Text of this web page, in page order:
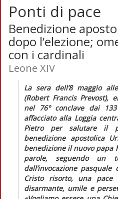
Ponti di pace
Benedizione
dopo l’elezione;
con i cardinali
Leone XIV
La sera dell’8 maggio
(Robert Francis Prevost),
nel 76° conclave dai
affacciato alla Loggia
Pietro per salutare il
benedizione apostolica
benedizione il nuovo papa
parole, seguendo un
dall’invocazione pasquale
Cristo risorto, una
disarmante, umile e